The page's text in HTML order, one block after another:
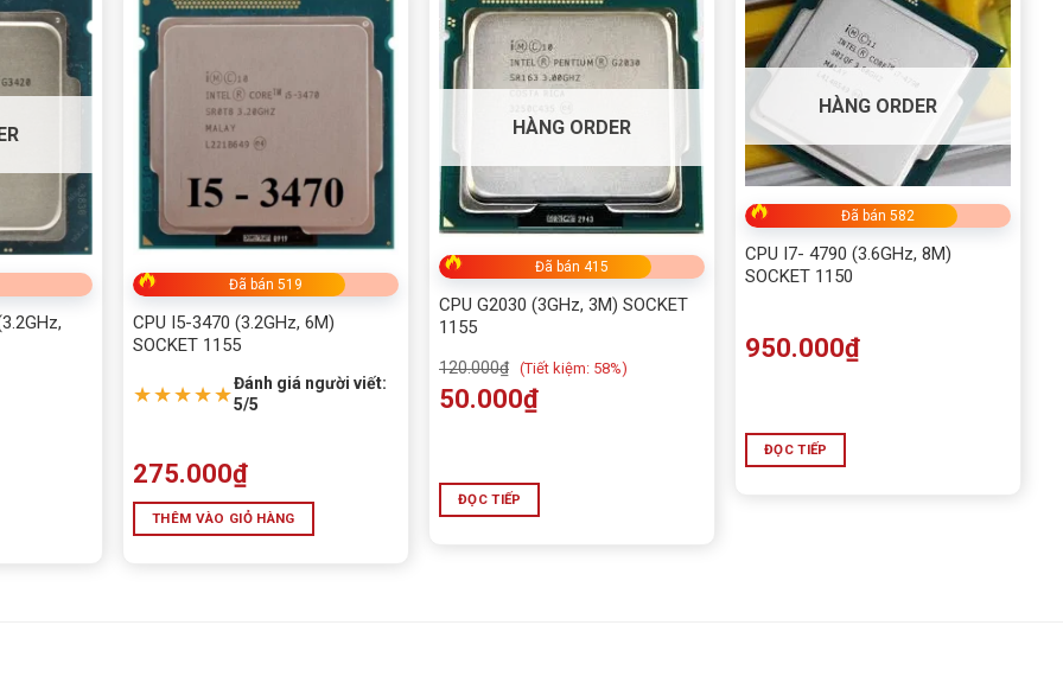
x, VT-d
E5-2689
luồng?
nhiệm và xử lý song song.
Đã bán 519
CPU I5-3470 (3.2GHz, 6M)
SOCKET 1155
★★★★★Đánh giá người viết:
5/5
275.000₫
THÊM VÀO GIỎ HÀNG
HÀNG ORDER
Đã bán 415
CPU G2030 (3GHz, 3M) SOCKET
1155
120.000₫ (Tiết kiệm: 58%)
50.000₫
ĐỌC TIẾP
HÀNG ORDER
Đã bán 582
CPU I7- 4790 (3.6GHz, 8M)
SOCKET 1150
950.000₫
ĐỌC TIẾP